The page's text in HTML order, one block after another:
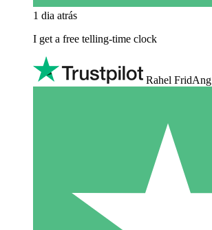
1 dia atrás
I get a free telling-time clock
Rahel FridAng